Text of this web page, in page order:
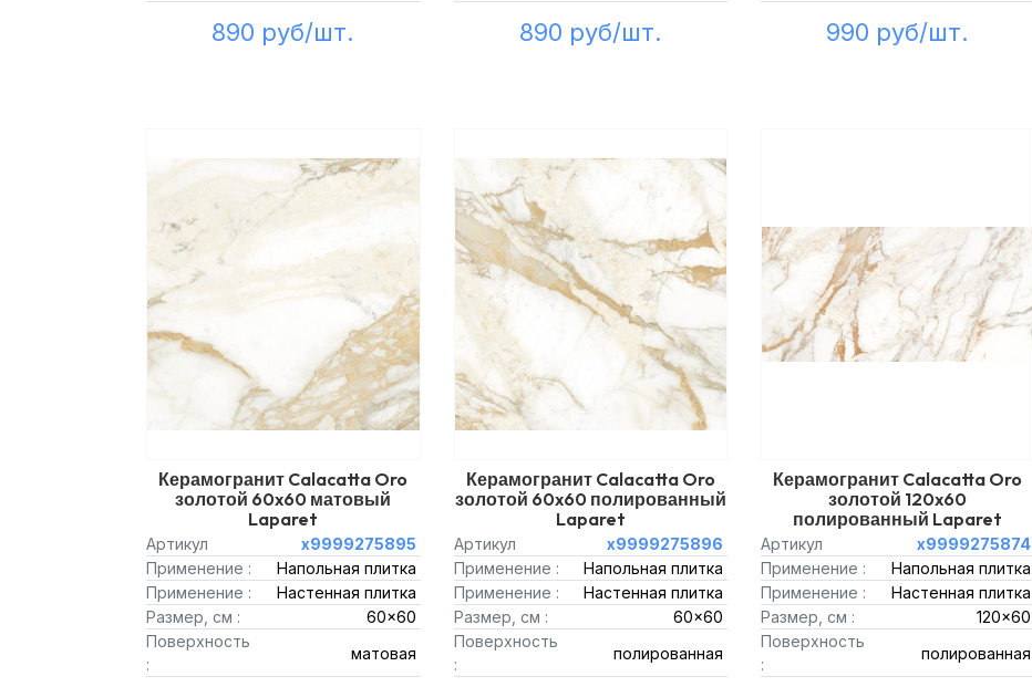
890 руб/шт. 890 руб/шт. 990 руб/шт.
Керамогранит Calacatta Oro
золотой 60x60 матовый
Laparet
Артикул
х9999275895
Применение :
Напольная плитка
Применение :
Настенная плитка
Размер, см :
60x60
Поверхность
:
матовая
Керамогранит Calacatta Oro
золотой 60x60 полированный
Laparet
Артикул
х9999275896
Применение :
Напольная плитка
Применение :
Настенная плитка
Размер, см :
60x60
Поверхность
:
полированная
Керамогранит Calacatta Oro
золотой 120x60
полированный Laparet
Артикул
х9999275874
Применение :
Напольная плитка
Применение :
Настенная плитка
Размер, см :
120x60
Поверхность
:
полированная